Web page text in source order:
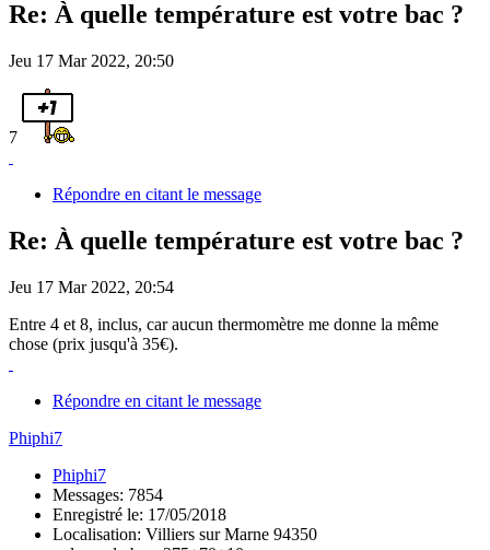
Re: À quelle température est votre bac ?
Jeu 17 Mar 2022, 20:50
7
Répondre en citant le message
Re: À quelle température est votre bac ?
Jeu 17 Mar 2022, 20:54
Entre 4 et 8, inclus, car aucun thermomètre me donne la même
chose (prix jusqu'à 35€).
Répondre en citant le message
Phiphi7
Phiphi7
Messages: 7854
Enregistré le: 17/05/2018
Localisation: Villiers sur Marne 94350